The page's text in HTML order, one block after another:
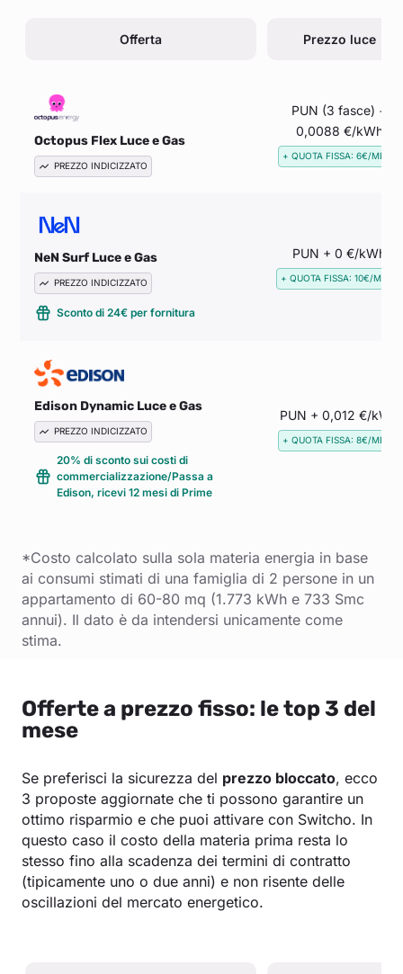
Offerta Prezzo luce
Octopus Flex Luce e Gas
PREZZO INDICIZZATO
PUN (3 fasce) +
0,0088 €/kWh
+ QUOTA FISSA: 6€/MESE
NeN Surf Luce e Gas
PREZZO INDICIZZATO
Sconto di 24€ per fornitura
PUN + 0 €/kWh
+ QUOTA FISSA: 10€/MESE
Edison Dynamic Luce e Gas
PREZZO INDICIZZATO
20% di sconto sui costi di
commercializzazione/Passa a
Edison, ricevi 12 mesi di Prime
PUN + 0,012 €/kWh
+ QUOTA FISSA: 8€/MESE
*Costo calcolato sulla sola materia energia in base
ai consumi stimati di una famiglia di 2 persone in un
appartamento di 60-80 mq (1.773 kWh e 733 Smc
annui). Il dato è da intendersi unicamente come
stima.
Offerte a prezzo fisso: le top 3 del
mese
Se preferisci la sicurezza del prezzo bloccato, ecco
3 proposte aggiornate che ti possono garantire un
ottimo risparmio e che puoi attivare con Switcho. In
questo caso il costo della materia prima resta lo
stesso fino alla scadenza dei termini di contratto
(tipicamente uno o due anni) e non risente delle
oscillazioni del mercato energetico.